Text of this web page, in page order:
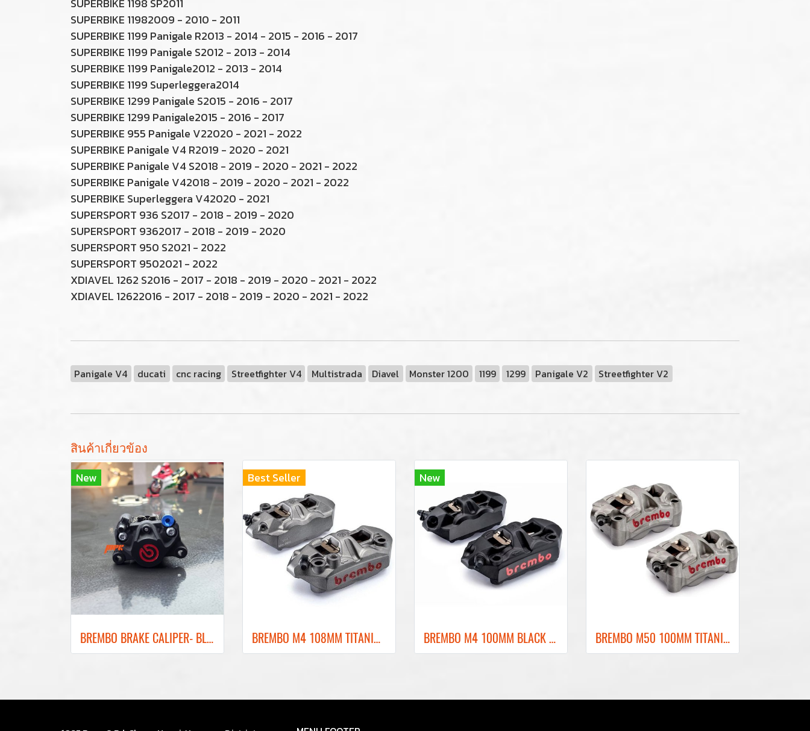
SUPERBIKE 1198 SP2011
SUPERBIKE 11982009 - 2010 - 2011
SUPERBIKE 1199 Panigale R2013 - 2014 - 2015 - 2016 - 2017
SUPERBIKE 1199 Panigale S2012 - 2013 - 2014
SUPERBIKE 1199 Panigale2012 - 2013 - 2014
SUPERBIKE 1199 Superleggera2014
SUPERBIKE 1299 Panigale S2015 - 2016 - 2017
SUPERBIKE 1299 Panigale2015 - 2016 - 2017
SUPERBIKE 955 Panigale V22020 - 2021 - 2022
SUPERBIKE Panigale V4 R2019 - 2020 - 2021
SUPERBIKE Panigale V4 S2018 - 2019 - 2020 - 2021 - 2022
SUPERBIKE Panigale V42018 - 2019 - 2020 - 2021 - 2022
SUPERBIKE Superleggera V42020 - 2021
SUPERSPORT 936 S2017 - 2018 - 2019 - 2020
SUPERSPORT 9362017 - 2018 - 2019 - 2020
SUPERSPORT 950 S2021 - 2022
SUPERSPORT 9502021 - 2022
XDIAVEL 1262 S2016 - 2017 - 2018 - 2019 - 2020 - 2021 - 2022
XDIAVEL 12622016 - 2017 - 2018 - 2019 - 2020 - 2021 - 2022
Panigale V4 ducati cnc racing Streetfighter V4 Multistrada Diavel Monster 1200 1199 1299 Panigale V2 Streetfighter V2
สินค้าเกี่ยวข้อง
New
ฺBREMBO BRAKE CALIPER- BLACK COLOR REAR BRAKE RED LOGO
Best Seller
BREMBO M4 108MM TITANIUM FRONT BRAKE CALIPER ปั๊มเบรคเบรมโบ้สีไทเทเนียม 108MM
New
BREMBO M4 100MM BLACK FRONT BRAKE CALIPER ปั๊มเบรคเบรมโบ้สีดำ 100MM BREMBO M50 100MM TITANIUM GRAY FRONT BRAKE CALIPER ปั๊มเบรคเบรมโบ้สีเทา 100MM